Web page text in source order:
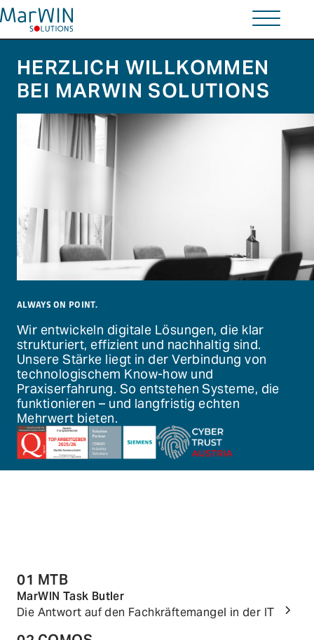
Wir bringen Lösungen
auf den Punkt.
Home
Solutions
Unternehmen
Kontakt
EN
+43 664 343 1506
office@marwin-solutions.com
HERZLICH WILLKOMMEN
BEI MARWIN SOLUTIONS
ALWAYS ON POINT.
Wir entwickeln digitale Lösungen, die klar
strukturiert, effizient und nachhaltig sind.
Unsere Stärke liegt in der Verbindung von
technologischem Know-how und
Praxiserfahrung. So entstehen Systeme, die
funktionieren – und langfristig echten
Mehrwert bieten.
01 MTB
MarWIN Task Butler
Die Antwort auf den Fachkräftemangel in der IT